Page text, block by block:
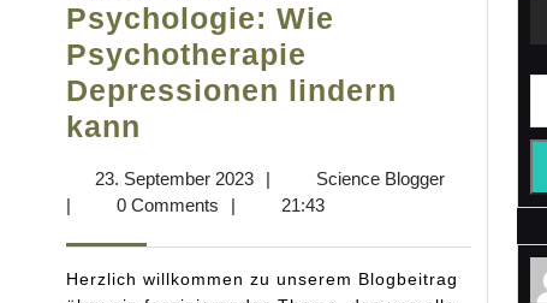
Psychologie: Wie
Psychotherapie
Depressionen lindern
kann
die
Wie
23. September 202323.
September
| Science BloggerScience
| 0 Comments | 21:43
Herzlich willkommen zu unserem Blogbeitrag